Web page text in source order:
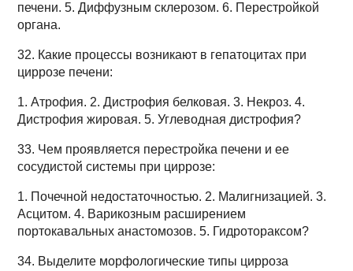
печени. 5. Диффузным склерозом. 6. Перестройкой
органа.
32. Какие процессы возникают в гепатоцитах при
циррозе печени:
1. Атрофия. 2. Дистрофия белковая. 3. Некроз. 4.
Дистрофия жировая. 5. Углеводная дистрофия?
33. Чем проявляется перестройка печени и ее
сосудистой системы при циррозе:
1. Почечной недостаточностью. 2. Малигнизацией. 3.
Асцитом. 4. Варикозным расширением
портокавальных анастомозов. 5. Гидротораксом?
34. Выделите морфологические типы цирроза